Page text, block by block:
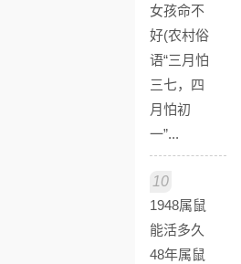
女孩命不
好(农村俗
语“三月怕
三七，四
月怕初
一”...
10
1948属鼠
能活多久
48年属鼠